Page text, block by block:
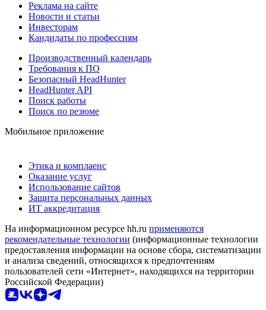
Реклама на сайте
Новости и статьи
Инвесторам
Кандидаты по профессиям
Производственный календарь
Требования к ПО
Безопасный HeadHunter
HeadHunter API
Поиск работы
Поиск по резюме
Мобильное приложение
Этика и комплаенс
Оказание услуг
Использование сайтов
Защита персональных данных
ИТ аккредитация
На информационном ресурсе hh.ru применяются
рекомендательные технологии (информационные технологии
предоставления информации на основе сбора, систематизации
и анализа сведений, относящихся к предпочтениям
пользователей сети «Интернет», находящихся на территории
Российской Федерации)